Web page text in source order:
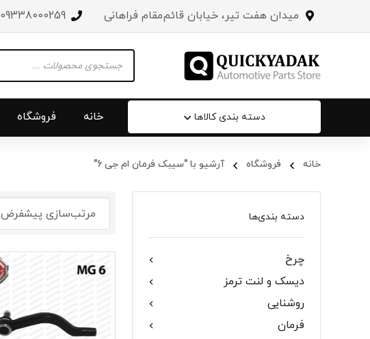
میدان هفت تیر، خیابان قائم‌مقام فراهانی 09338000259 / 02188326183
search
دسته بندی کالاها
جلو پنجره
درب خودرو
گلگیر
خانه فروشگاه
خانه فروشگاه آرشیو با "سیبک فرمان ام جی 6"
دسته بندی‌ها
چرخ
دیسک و لنت ترمز
روشنایی
فرمان